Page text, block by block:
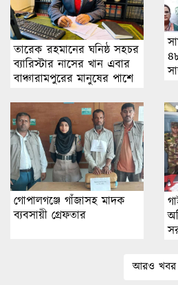
তারেক রহমানের ঘনিষ্ঠ সহচর
ব্যারিস্টার নাসের খান এবার
বাঞ্চারামপুরের মানুষের পাশে
গোপালগঞ্জে গাঁজাসহ মাদক
ব্যবসায়ী গ্রেফতার
আরও খবর